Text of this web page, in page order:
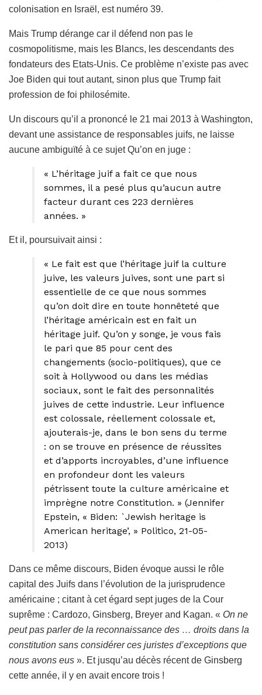
colonisation en Israël, est numéro 39.
Mais Trump dérange car il défend non pas le
cosmopolitisme, mais les Blancs, les descendants des
fondateurs des Etats-Unis. Ce problème n’existe pas avec
Joe Biden qui tout autant, sinon plus que Trump fait
profession de foi philosémite.
Un discours qu’il a prononcé le 21 mai 2013 à Washington,
devant une assistance de responsables juifs, ne laisse
aucune ambiguïté à ce sujet Qu’on en juge :
« L’héritage juif a fait ce que nous
sommes, il a pesé plus qu’aucun autre
facteur durant ces 223 dernières
années. »
Et il, poursuivait ainsi :
« Le fait est que l’héritage juif la culture
juive, les valeurs juives, sont une part si
essentielle de ce que nous sommes
qu’on doit dire en toute honnêteté que
l’héritage américain est en fait un
héritage juif. Qu’on y songe, je vous fais
le pari que 85 pour cent des
changements (socio-politiques), que ce
soit à Hollywood ou dans les médias
sociaux, sont le fait des personnalités
juives de cette industrie. Leur influence
est colossale, réellement colossale et,
ajouterais-je, dans le bon sens du terme
: on se trouve en présence de réussites
et d’apports incroyables, d’une influence
en profondeur dont les valeurs
pétrissent toute la culture américaine et
imprègne notre Constitution. » (Jennifer
Epstein, « Biden: `Jewish heritage is
American heritage’, » Politico, 21-05-
2013)
Dans ce même discours, Biden évoque aussi le rôle
capital des Juifs dans l’évolution de la jurisprudence
américaine ; citant à cet égard sept juges de la Cour
suprême : Cardozo, Ginsberg, Breyer and Kagan. « On ne
peut pas parler de la reconnaissance des … droits dans la
constitution sans considérer ces juristes d’exceptions que
nous avons eus ». Et jusqu’au décès récent de Ginsberg
cette année, il y en avait encore trois !